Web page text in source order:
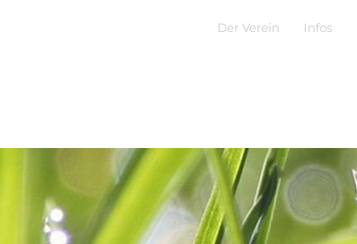
Der Verein Infos